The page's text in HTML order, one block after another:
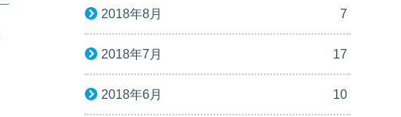
2018年8月 7
2018年7月 17
2018年6月 10